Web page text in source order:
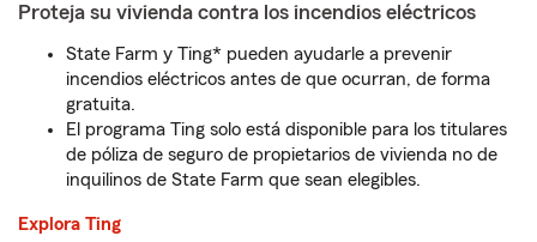
Proteja su vivienda contra los incendios eléctricos
State Farm y Ting* pueden ayudarle a prevenir
incendios eléctricos antes de que ocurran, de forma
gratuita.
El programa Ting solo está disponible para los titulares
de póliza de seguro de propietarios de vivienda no de
inquilinos de State Farm que sean elegibles.
Explora Ting